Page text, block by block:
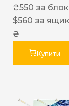
₴550 за блок
$560 за ящик
₴
Купити